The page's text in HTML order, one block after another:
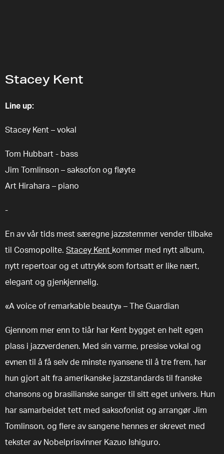
Stacey Kent
Line up:
Stacey Kent – vokal
Tom Hubbart - bass
Jim Tomlinson – saksofon og fløyte
Art Hirahara – piano
-
En av vår tids mest særegne jazzstemmer vender tilbake
til Cosmopolite. Stacey Kent kommer med nytt album,
nytt repertoar og et uttrykk som fortsatt er like nært,
elegant og gjenkjennelig.
«A voice of remarkable beauty» – The Guardian
Gjennom mer enn to tiår har Kent bygget en helt egen
plass i jazzverdenen. Med sin varme, presise vokal og
evnen til å få selv de minste nyansene til å tre frem, har
hun gjort alt fra amerikanske jazzstandards til franske
chansons og brasilianske sanger til sitt eget univers. Hun
har samarbeidet tett med saksofonist og arrangør Jim
Tomlinson, og flere av sangene hennes er skrevet med
tekster av Nobelprisvinner Kazuo Ishiguro.